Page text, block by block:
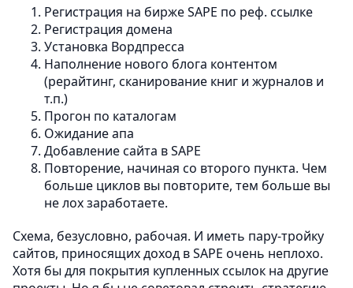
Регистрация на бирже SAPE по реф. ссылке
Регистрация домена
Установка Вордпресса
Наполнение нового блога контентом
(рерайтинг, сканирование книг и журналов и
т.п.)
Прогон по каталогам
Ожидание апа
Добавление сайта в SAPE
Повторение, начиная со второго пункта. Чем
больше циклов вы повторите, тем больше вы
не лох заработаете.
Схема, безусловно, рабочая. И иметь пару-тройку
сайтов, приносящих доход в SAPE очень неплохо.
Хотя бы для покрытия купленных ссылок на другие